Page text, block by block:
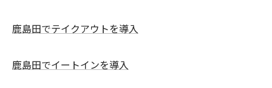
鹿島田でテイクアウトを導入
鹿島田でイートインを導入